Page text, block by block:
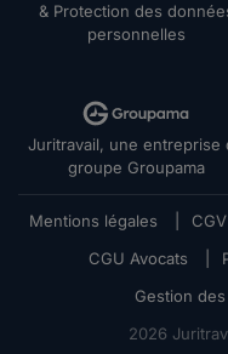
& Protection des
personnelles
Juritravail, une entreprise
groupe Groupama
Mentions légales CGV
CGU Avocats
Gestion
2026